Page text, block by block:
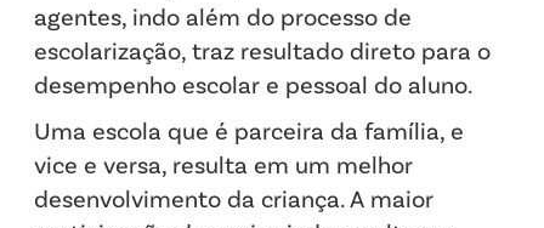
agentes, indo além do processo de
escolarização, traz resultado direto para o
desempenho escolar e pessoal do aluno.
Uma escola que é parceira da família, e
vice e versa, resulta em um melhor
desenvolvimento da criança. A maior